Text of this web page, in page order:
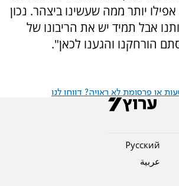
יותר ממה שעשינו ביצהר. נכון
אבל תמיד יש את הריבונו של
הורחקנו והגענו לכאן".
או פרסומת לא ראויה? דווחו לנו
Pусский
عربية